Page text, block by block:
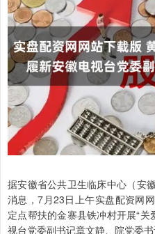
据安徽省公共卫生临床中心（安
消息，7月23日上午实盘配资网
定点帮扶的金寨县铁冲村开展“
视台党委副书记章文静、院党委书